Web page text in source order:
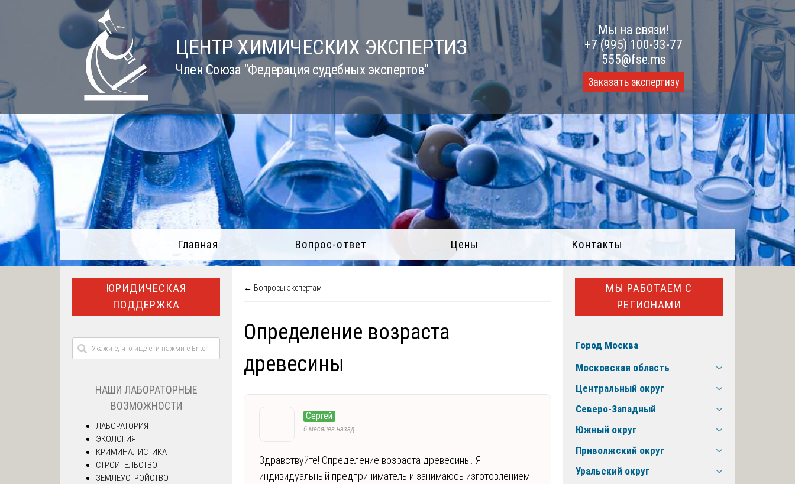
ЦЕНТР ХИМИЧЕСКИХ ЭКСПЕРТИЗ
Член Союза "Федерация судебных экспертов"
Мы на связи!
+7 (995) 100-33-77
555@fse.ms
Заказать экспертизу
Главная Вопрос-ответ Цены Контакты
← Вопросы экспертам
Определение возраста
древесины
Сергей
6 месяцев назад
Здравствуйте! Определение возраста древесины. Я
индивидуальный предприниматель и занимаюсь изготовлением
ЮРИДИЧЕСКАЯ
ПОДДЕРЖКА
НАШИ ЛАБОРАТОРНЫЕ
ВОЗМОЖНОСТИ
ЛАБОРАТОРИЯ
ЭКОЛОГИЯ
КРИМИНАЛИСТИКА
СТРОИТЕЛЬСТВО
ЗЕМЛЕУСТРОЙСТВО
МЫ РАБОТАЕМ С
РЕГИОНАМИ
Город Москва
Московская область
Центральный округ
Северо-Западный
Южный округ
Приволжский округ
Уральский округ